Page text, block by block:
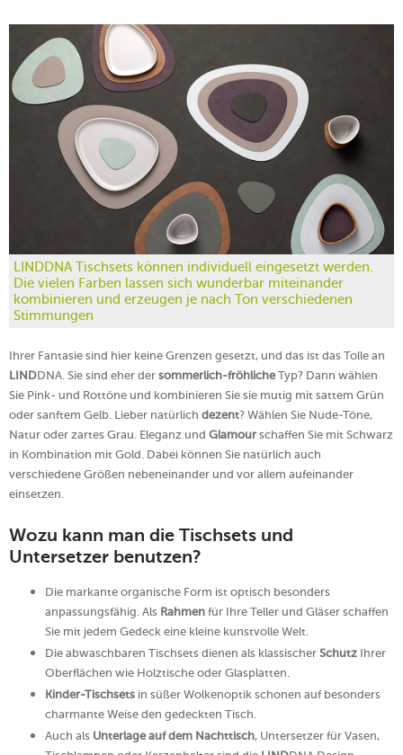
LINDDNA Tischsets können individuell eingesetzt werden.
Die vielen Farben lassen sich wunderbar miteinander
kombinieren und erzeugen je nach Ton verschiedenen
Stimmungen
Ihrer Fantasie sind hier keine Grenzen gesetzt, und das ist das Tolle an
LINDDNA. Sie sind eher der sommerlich-fröhlicheTyp? Dann wählen
Sie Pink- und Rottöne und kombinieren Sie sie mutig mit sattem Grün
oder sanftem Gelb. Lieber natürlich dezent? Wählen Sie Nude-Töne,
Natur oder zartes Grau. Eleganz und Glamour schaffen Sie mit Schwarz
in Kombination mit Gold. Dabei können Sie natürlich auch
verschiedene Größen nebeneinander und vor allem aufeinander
einsetzen.
Wozu kann man die Tischsets und
Untersetzer benutzen?
Die markante organische Form ist optisch besonders
anpassungsfähig. Als Rahmen für Ihre Teller und Gläser schaffen
Sie mit jedem Gedeck eine kleine kunstvolle Welt.
Die abwaschbaren Tischsets dienen als klassischer Schutz Ihrer
Oberflächen wie Holztische oder Glasplatten.
Kinder-Tischsets in süßer Wolkenoptik schonen auf besonders
charmante Weise den gedeckten Tisch.
Auch als Unterlage auf dem Nachttisch, Untersetzer für Vasen,